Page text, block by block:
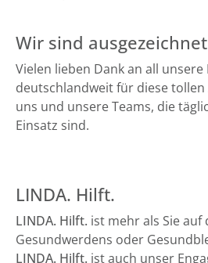
Wir sind ausgezeichnet
Vielen lieben Dank an all unsere
deutschlandweit für diese
uns und unsere Teams, die
Einsatz sind.
LINDA. Hilft.
LINDA. Hilft. ist mehr als Sie auf
Gesundwerdens oder
LINDA. Hilft. ist auch unser